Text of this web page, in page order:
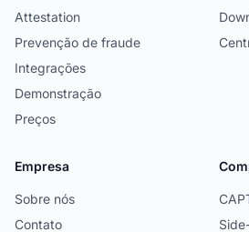
Attestation
Prevenção de fraude
Integrações
Demonstração
Preços
Empresa
Sobre nós
Contato